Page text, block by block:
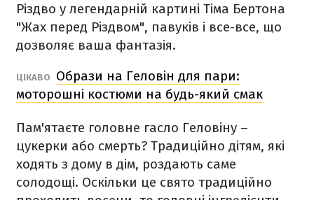
Різдво у легендарній картині Тіма Бертона
"Жах перед Різдвом", павуків і все-все, що
дозволяє ваша фантазія.
ЦІКАВО
Образи на Геловін для пари:
моторошні костюми на будь-який смак
Пам'ятаєте головне гасло Геловіну –
цукерки або смерть? Традиційно дітям, які
ходять з дому в дім, роздають саме
солодощі. Оскільки це свято традиційно